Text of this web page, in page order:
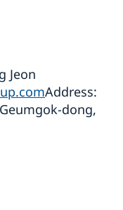
Jeon
Address:
dong,